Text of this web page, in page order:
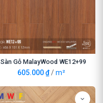
Sàn Gỗ MalayWood WE12+99
605.000₫ /m²